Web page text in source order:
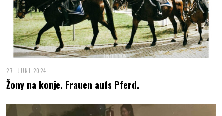
27. JUNI 2024
Žony na konje. Frauen aufs Pferd.